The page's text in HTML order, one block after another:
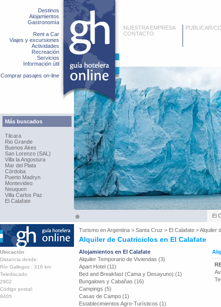
Destinos
Alojamientos
Gastronomía
Rent a Car
Viajes y excursiones
Actividades
Recreación
Servicios
Información útil
Comprar pasajes on-line
Más buscados
Tilcara
Rio Grande
Buenos Aires
San Lorenzo (SAL)
Villa la Angostura
Mar del Plata
Córdoba
Puerto Madryn
Montevideo
Neuquen
Villa Carlos Paz
El Calafate
NUESTRA EMPRESA
CONTACTO
PUBLICAR/
El
Turismo enArgentina > Santa Cruz > El Calafate >Alquiler
Alquiler de Cuatriciclos en El Calafate
Ubicación
Distancia desde:
Río Gallegos : 316 km
Telediscado:
2902
Código postal:
9405
Alojamientos en El Calafate
Alquiler Temporario de Viviendas (3)
Apart Hotel (11)
Bed and Breakfast (Cama y Desayuno) (1)
Bungalows y Cabañas (16)
Campings (5)
Casas de Campo (1)
Establecimientos Agro-Turísticos (1)